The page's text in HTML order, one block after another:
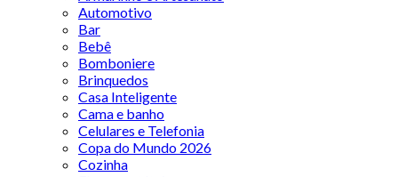
Automotivo
Bar
Bebê
Bomboniere
Brinquedos
Casa Inteligente
Cama e banho
Celulares e Telefonia
Copa do Mundo 2026
Cozinha